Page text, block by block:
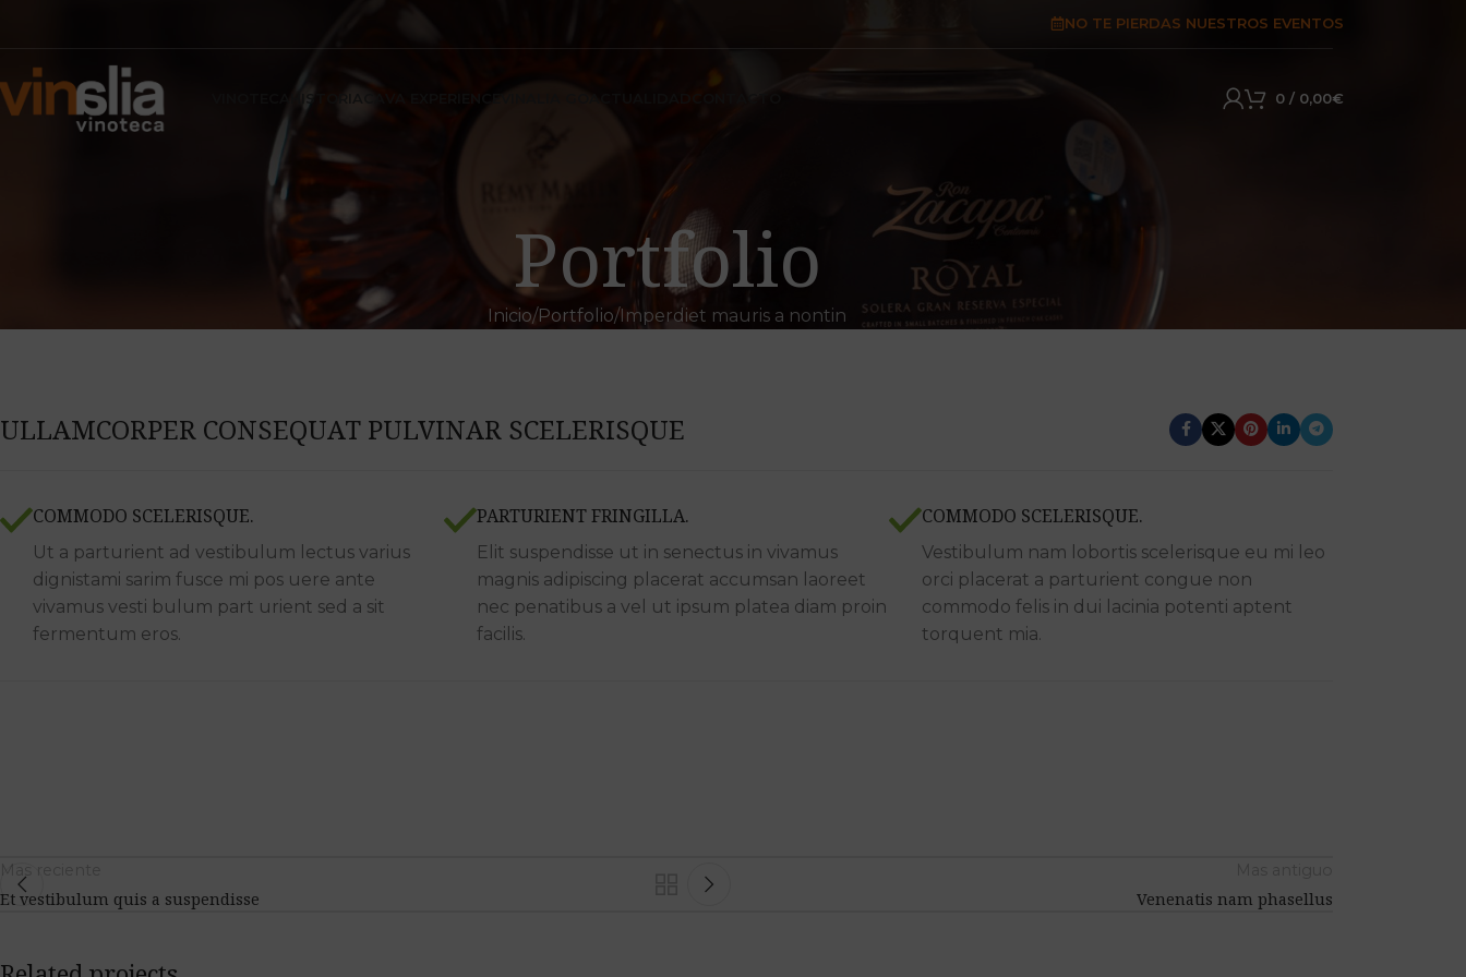
NO TE PIERDAS NUESTROS EVENTOS
0 / 0,00€
Portfolio
Inicio Portfolio Imperdiet mauris a nontin
ULLAMCORPER CONSEQUAT PULVINAR SCELERISQUE
COMMODO SCELERISQUE.
Ut a parturient ad vestibulum lectus varius
dignistami sarim fusce mi pos uere ante
vivamus vesti bulum part urient sed a sit
fermentum eros.
PARTURIENT FRINGILLA.
Elit suspendisse ut in senectus in vivamus
magnis adipiscing placerat accumsan laoreet
nec penatibus a vel ut ipsum platea diam proin
facilis.
COMMODO SCELERISQUE.
Vestibulum nam lobortis scelerisque eu mi leo
orci placerat a parturient congue non
commodo felis in dui lacinia potenti aptent
torquent mia.
Mas reciente
Et vestibulum quis a suspendisse Venenatis nam phasellus